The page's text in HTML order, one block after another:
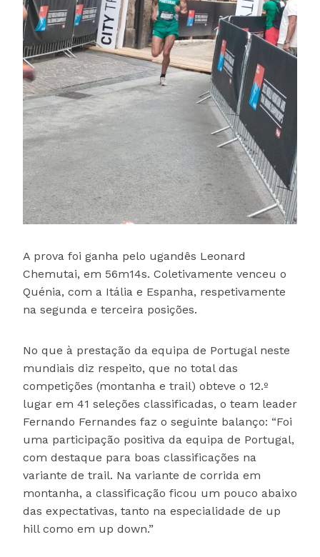
A prova foi ganha pelo ugandês Leonard
Chemutai, em 56m14s. Coletivamente venceu o
Quénia, com a Itália e Espanha, respetivamente
na segunda e terceira posições.
No que à prestação da equipa de Portugal neste
mundiais diz respeito, que no total das
competições (montanha e trail) obteve o 12.º
lugar em 41 seleções classificadas, o team leader
Fernando Fernandes faz o seguinte balanço: “Foi
uma participação positiva da equipa de Portugal,
com destaque para boas classificações na
variante de trail. Na variante de corrida em
montanha, a classificação ficou um pouco abaixo
das expectativas, tanto na especialidade de up
hill como em up down.”